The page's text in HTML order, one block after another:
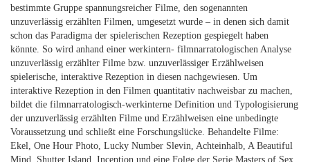
bestimmte Gruppe spannungsreicher Filme, den sogenannten
unzuverlässig erzählten Filmen, umgesetzt wurde – in denen sich damit
schon das Paradigma der spielerischen Rezeption gespiegelt haben
könnte. So wird anhand einer werkintern- filmnarratologischen Analyse
unzuverlässig erzählter Filme bzw. unzuverlässiger Erzählweisen
spielerische, interaktive Rezeption in diesen nachgewiesen. Um
interaktive Rezeption in den Filmen quantitativ nachweisbar zu machen,
bildet die filmnarratologisch-werkinterne Definition und Typologisierung
der unzuverlässig erzählten Filme und Erzählweisen eine unbedingte
Voraussetzung und schließt eine Forschungslücke. Behandelte Filme:
Ekel, One Hour Photo, Lucky Number Slevin, Achteinhalb, A Beautiful
Mind, Shutter Island, Inception und eine Folge der Serie Masters of Sex